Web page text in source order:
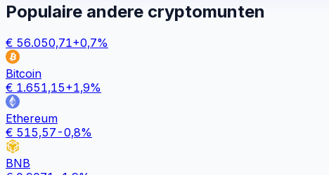
Populaire andere cryptomunten
€ 56.050,71+0,7%
Bitcoin
€ 1.651,15+1,9%
Ethereum
€ 515,57 -0,8%
BNB